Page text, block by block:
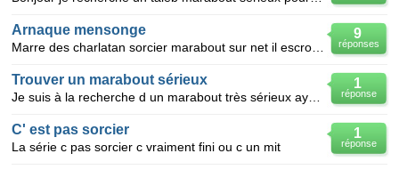
9
réponses
Arnaque mensonge
1
réponse
Trouver un marabout sérieux
1
réponse
C' est pas sorcier
La série c pas sorcier c vraiment fini ou c un mit